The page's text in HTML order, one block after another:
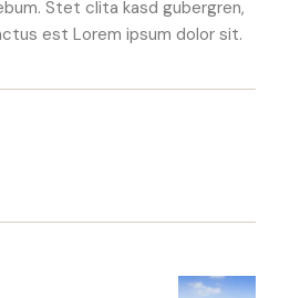
Stet clita kasd gubergren,
est Lorem ipsum dolor sit.